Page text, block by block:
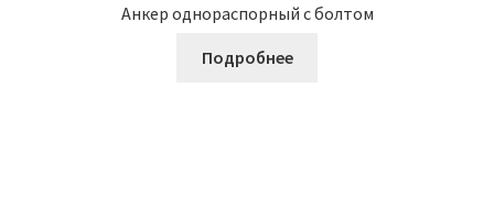
Анкер однораспорный с болтом
Подробнее